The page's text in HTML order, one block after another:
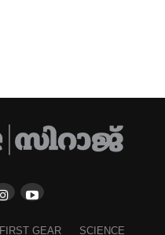
FIRST GEAR SCIENCE